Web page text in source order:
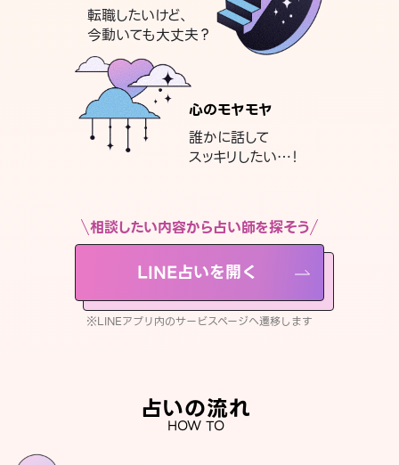
転職したいけど、
今動いても大丈夫？
心のモヤモヤ
誰かに話して
スッキリしたい…！
相談したい内容から占い師を探そう
LINE占いを開く
※LINEアプリ内のサービスページへ遷移します
占いの流れ
HOW TO